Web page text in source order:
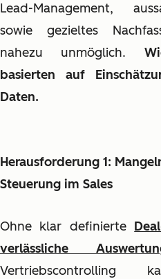
Lead-Management,
sowie gezieltes
nahezu unmöglich.
basierten auf
Daten.
Herausforderung 1:
Steuerung im Sales
Ohne klar definierte
verlässliche